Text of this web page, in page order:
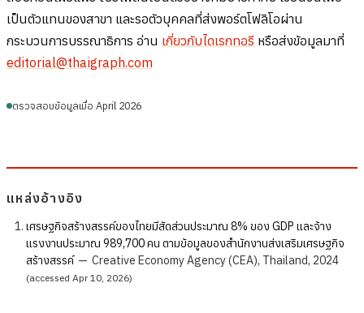
เป็นตัวแทนของสาขา และรอตัวบุคคลที่ส่งพอร์ตโฟลิโอผ่าน
กระบวนการบรรณาธิการ อ่าน เกี่ยวกับไดเรกทอรี หรือส่งข้อมูลมาที่
editorial@thaigraph.com
ตรวจสอบข้อมูลเมื่อ April 2026
แหล่งอ้างอิง
เศรษฐกิจสร้างสรรค์ของไทยมีสัดส่วนประมาณ 8% ของ GDP และจ้าง
แรงงานประมาณ 989,700 คน ตามข้อมูลของสำนักงานส่งเสริมเศรษฐกิจ
สร้างสรรค์ — Creative Economy Agency (CEA), Thailand, 2024
(accessed Apr 10, 2026)